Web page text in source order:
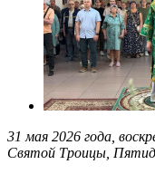
31 мая 2026 года,
Святой Троицы,